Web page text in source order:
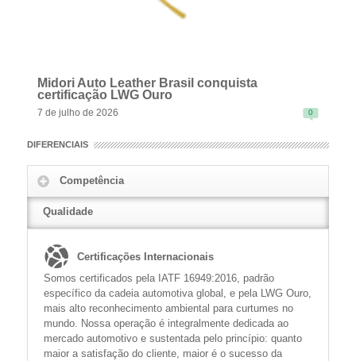
Midori Auto Leather Brasil conquista
certificação LWG Ouro
7 de julho de 2026 0
DIFERENCIAIS
Competência
Qualidade
Certificações Internacionais
Somos certificados pela IATF 16949:2016, padrão
específico da cadeia automotiva global, e pela LWG Ouro,
mais alto reconhecimento ambiental para curtumes no
mundo. Nossa operação é integralmente dedicada ao
mercado automotivo e sustentada pelo princípio: quanto
maior a satisfação do cliente, maior é o sucesso da
Inovação